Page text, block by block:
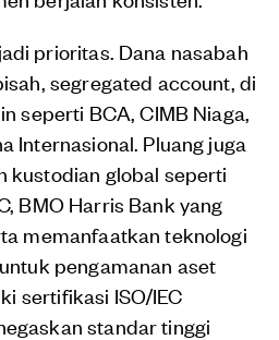
prioritas. Dana nasabah
segregated account, di
seperti BCA, CIMB Niaga,
Internasional. Pluang juga
kustodian global seperti
BMO Harris Bank yang
memanfaatkan teknologi
pengamanan aset
sertifikasi ISO/IEC
standar tinggi